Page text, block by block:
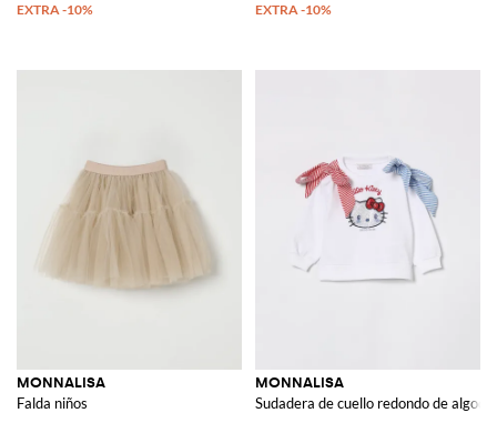
MONNALISA
Falda niños
MONNALISA
Sudadera de cuello redondo de